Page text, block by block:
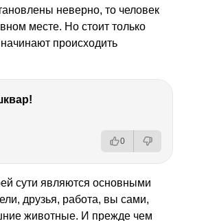
неверно, то человек
месте. Но стоит только
происходить
0
сути являются основными
друзья, работа, вы сами,
животные. И прежде чем